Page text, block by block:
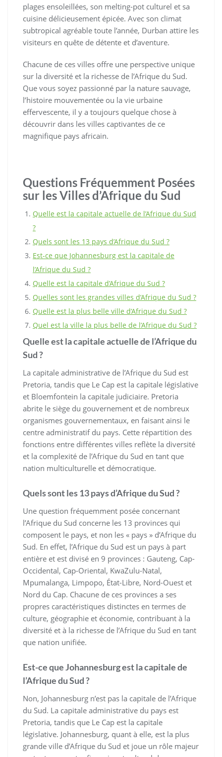
plages ensoleillées, son melting-pot culturel et sa
cuisine délicieusement épicée. Avec son climat
subtropical agréable toute l’année, Durban attire les
visiteurs en quête de détente et d’aventure.
Chacune de ces villes offre une perspective unique
sur la diversité et la richesse de l’Afrique du Sud.
Que vous soyez passionné par la nature sauvage,
l’histoire mouvementée ou la vie urbaine
effervescente, il y a toujours quelque chose à
découvrir dans les villes captivantes de ce
magnifique pays africain.
Questions Fréquemment Posées
sur les Villes d’Afrique du Sud
Quelle est la capitale actuelle de l’Afrique du Sud
?
Quels sont les 13 pays d’Afrique du Sud ?
Est-ce que Johannesburg est la capitale de
l’Afrique du Sud ?
Quelle est la capitale d’Afrique du Sud ?
Quelles sont les grandes villes d’Afrique du Sud ?
Quelle est la plus belle ville d’Afrique du Sud ?
Quel est la ville la plus belle de l’Afrique du Sud ?
Quelle est la capitale actuelle de l’Afrique du
Sud ?
La capitale administrative de l’Afrique du Sud est
Pretoria, tandis que Le Cap est la capitale législative
et Bloemfontein la capitale judiciaire. Pretoria
abrite le siège du gouvernement et de nombreux
organismes gouvernementaux, en faisant ainsi le
centre administratif du pays. Cette répartition des
fonctions entre différentes villes reflète la diversité
et la complexité de l’Afrique du Sud en tant que
nation multiculturelle et démocratique.
Quels sont les 13 pays d’Afrique du Sud ?
Une question fréquemment posée concernant
l’Afrique du Sud concerne les 13 provinces qui
composent le pays, et non les « pays » d’Afrique du
Sud. En effet, l’Afrique du Sud est un pays à part
entière et est divisé en 9 provinces : Gauteng, Cap-
Occidental, Cap-Oriental, KwaZulu-Natal,
Mpumalanga, Limpopo, État-Libre, Nord-Ouest et
Nord du Cap. Chacune de ces provinces a ses
propres caractéristiques distinctes en termes de
culture, géographie et économie, contribuant à la
diversité et à la richesse de l’Afrique du Sud en tant
que nation unifiée.
Est-ce que Johannesburg est la capitale de
l’Afrique du Sud ?
Non, Johannesburg n’est pas la capitale de l’Afrique
du Sud. La capitale administrative du pays est
Pretoria, tandis que Le Cap est la capitale
législative. Johannesburg, quant à elle, est la plus
grande ville d’Afrique du Sud et joue un rôle majeur